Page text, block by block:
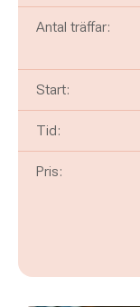
Antal träffar:
Start:
Tid:
Pris: